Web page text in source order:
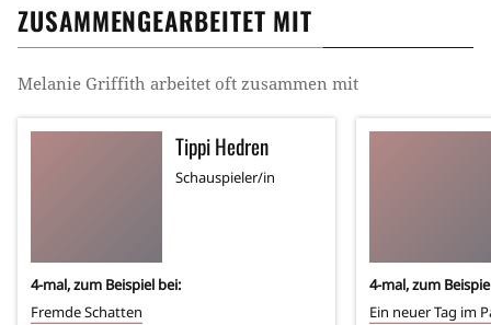
ZUSAMMENGEARBEITET MIT
Melanie Griffith arbeitet oft zusammen mit
Tippi Hedren
Schauspieler/in
4-mal, zum Beispiel bei:
Fremde Schatten
4-mal, zum
Ein neuer Tag im